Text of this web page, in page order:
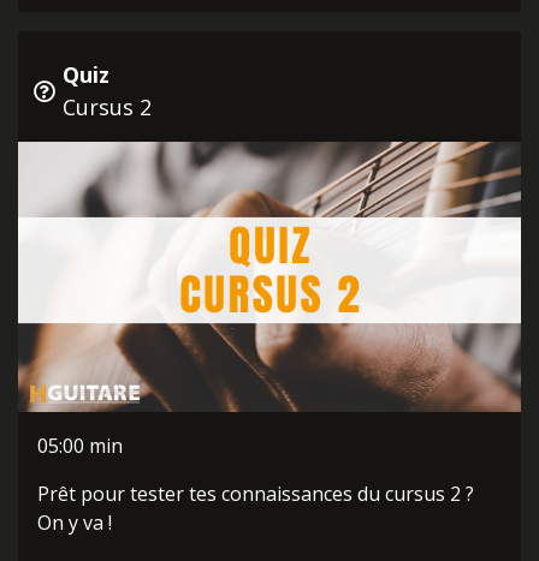
Quiz
Cursus 2
05:00 min
Prêt pour tester tes connaissances du cursus 2 ?
On y va !